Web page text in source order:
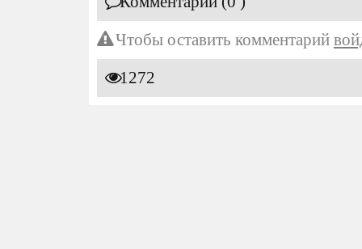
Чтобы оставить комментарий
1272